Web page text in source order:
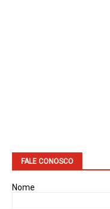
FALE CONOSCO
Nome